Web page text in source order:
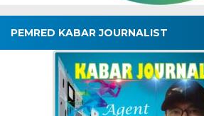
PEMRED KABAR JOURNALIST